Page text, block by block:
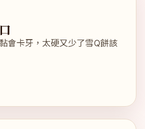
會卡牙，太硬又少了雪Q餅該